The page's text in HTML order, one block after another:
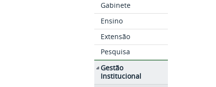
Gabinete
Ensino
Extensão
Pesquisa
Gestão
Institucional